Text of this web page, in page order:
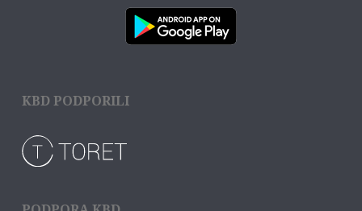
KBD PODPORILI